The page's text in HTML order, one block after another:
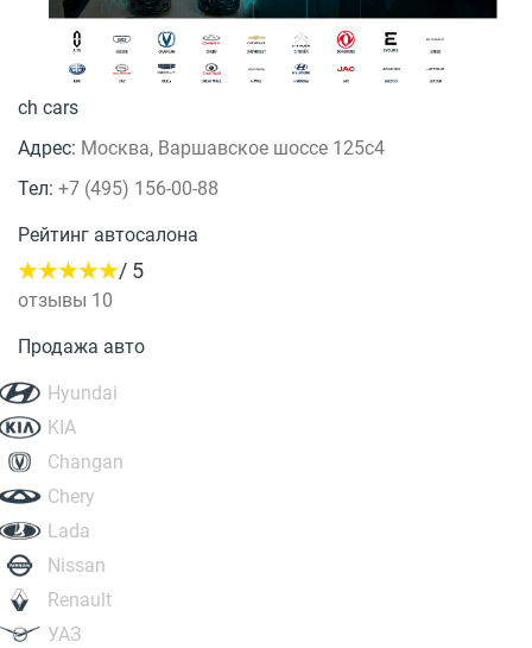
ch cars
Адрес: Москва, Варшавское шоссе 125с4
Тел: +7 (495) 156-00-88
Рейтинг автосалона
/ 5
отзывы 10
Продажа авто
Hyundai
KIA
Changan
Chery
Lada
Nissan
Renault
УАЗ